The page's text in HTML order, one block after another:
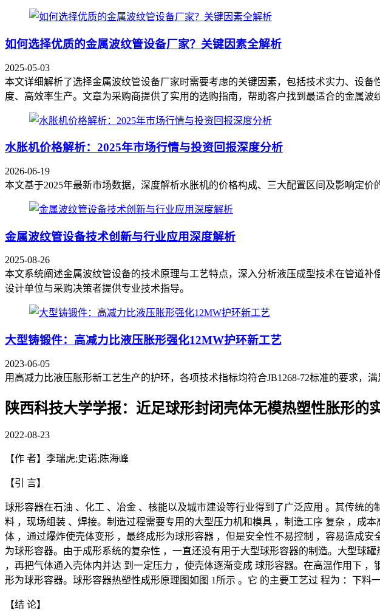
如何选择优质的金属波纹管设备厂家？关键因素全解析
2025-05-03
本文详细解析了选择金属波纹管设备厂家时需要考虑的关键因素，包括技术实力、设
度、高效率生产。文章为采购商提供了实用的选购指南，帮助客户找到最适合的金属波
水胀机价格解析：2025年市场行情与投资回报深度分析
2026-06-19
本文基于2025年最新市场数据，深度解析水胀机的价格构成、三大配置区间及影响定
金属波纹管设备技术创新与行业应用深度解析
2025-08-26
本文系统阐述金属波纹管设备的技术原理与工艺特点，深入分析液压成型技术在管道
设计单位与采购决策者提供专业技术指导。
大型铸锻件：高减力比液压胀形强化12MW护环新工艺
2023-06-05
用高减力比液压胀形新工艺生产的护环，各项技术指标均符合JB1268-72标准的要求，满
陕西科技大学学报：近足球形封闭壳体无模热塑性胀形的
2022-08-23
【作 者】李瑞虎;史诺;陈海峰
【引 言】
球形容器在石油 、化工 、冶金 、核能以及城市建设等行业得到了广泛应用 。其传统
料 ，现场组装 、焊接。制造过程需要专用的大型压力机和模具 ，制造工序 复杂 ，成
体 ，通过爆炸使壳体变形 ，最终成形为球形容器 ，但是安全性不易控制 ，容易造成
为球形容器。由于成形系统的复杂性 ，一直还没有用于大型球形容器的制造。大型球
，再把气体通入壳体内并达 到一定压力 ，使壳体逐渐变成 球形容器。在高温作用下
形为球形容器。球形容器热塑性成形原理图如图 1所示 。它 的主要工艺过 程为 ：下料
【结 论】